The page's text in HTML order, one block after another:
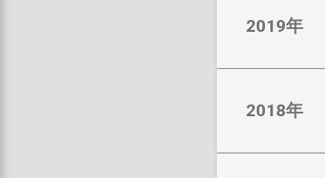
2019年
2018年